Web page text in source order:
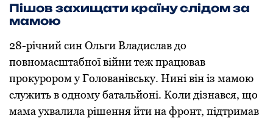
Пішов захищати країну слідом за
мамою
28-річний син Ольги Владислав до
повномасштабної війни теж працював
прокурором у Голованівську. Нині він із мамою
служить в одному батальйоні. Коли дізнався, що
мама ухвалила рішення йти на фронт, підтримав